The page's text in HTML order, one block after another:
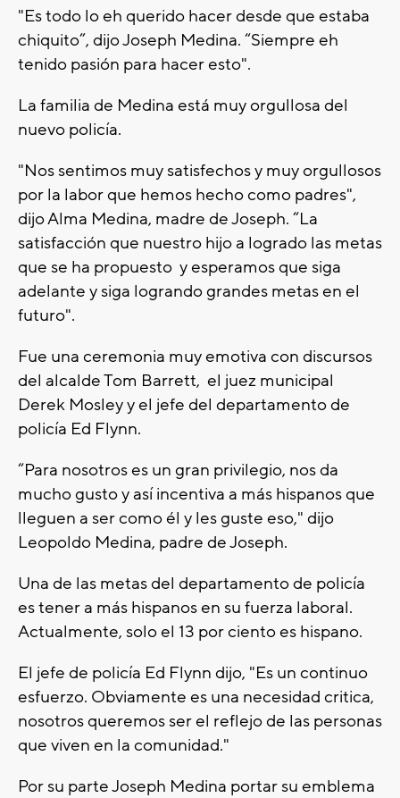
"Es todo lo eh querido hacer desde que estaba
chiquito”, dijo Joseph Medina. “Siempre eh
tenido pasión para hacer esto".
La familia de Medina está muy orgullosa del
nuevo policía.
"Nos sentimos muy satisfechos y muy orgullosos
por la labor que hemos hecho como padres",
dijo Alma Medina, madre de Joseph. “La
satisfacción que nuestro hijo a logrado las metas
que se ha propuesto y esperamos que siga
adelante y siga logrando grandes metas en el
futuro".
Fue una ceremonia muy emotiva con discursos
del alcalde Tom Barrett, el juez municipal
Derek Mosley y el jefe del departamento de
policía Ed Flynn.
“Para nosotros es un gran privilegio, nos da
mucho gusto y así incentiva a más hispanos que
lleguen a ser como él y les guste eso," dijo
Leopoldo Medina, padre de Joseph.
Una de las metas del departamento de policía
es tener a más hispanos en su fuerza laboral.
Actualmente, solo el 13 por ciento es hispano.
El jefe de policía Ed Flynn dijo, "Es un continuo
esfuerzo. Obviamente es una necesidad critica,
nosotros queremos ser el reflejo de las personas
que viven en la comunidad."
Por su parte Joseph Medina portar su emblema